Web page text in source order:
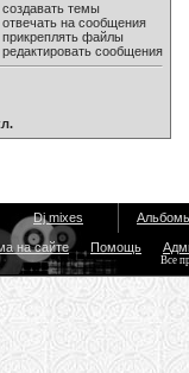
создавать темы
отвечать на сообщения
прикреплять файлы
редактировать сообщения
Dj mixes
на сайте Помощь
Все